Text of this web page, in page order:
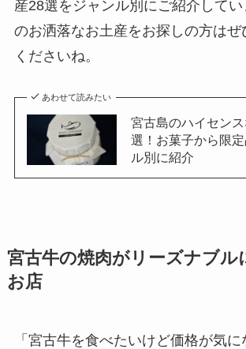
産28選をジャンル別にご紹介して
のお洒落なお土産をお探しの方はぜ
くださいね。
あわせて読みたい
宮古島のハイセン
選！お菓子から限
ル別に紹介
宮古牛の焼肉がリーズナブル
お店
「宮古牛を食べたいけど価格が気に